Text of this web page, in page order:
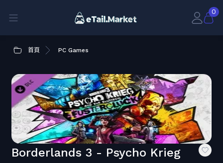
0
首頁 PC Games
Borderlands 3 - Psycho Krieg